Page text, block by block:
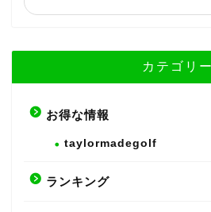
カテゴリー
お得な情報
taylormadegolf
ランキング